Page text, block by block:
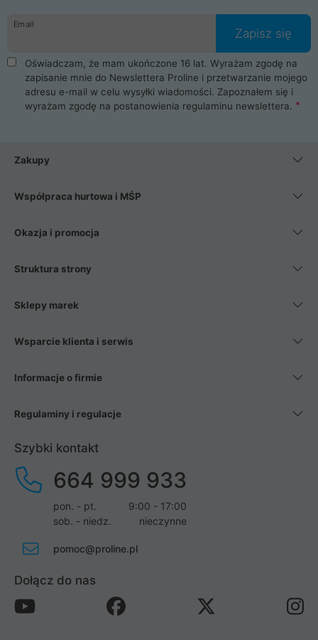
danych osobowych. Dlatego zakup notebooka albo laptopa w
ProLine to czysta przyjemność i pełne bezpieczeństwo.
Zaopatrzysz się u nas w akcesoria i części komputerowe
takie jak procesory, karty graficzne, płyty główne, pamięci,
dyski SSD, M.2 oraz HDD. Nasi pracownicy pomogą Ci wybrać
najlepszy zasilacz komputerowy oraz obudowę do komputera.
Poza komputerami mamy również najlepsze na rynku
Smartfony takich producentów jak Xiaomi, Apple, Samsung i
wentylatory. Na koniec mając już to wszystko, możesz
Email
Zapisz się
Oświadczam, że mam ukończone 16 lat. Wyrażam zgodę na
zapisanie mnie do Newslettera Proline i przetwarzanie mojego
adresu e-mail w celu wysyłki wiadomości. Zapoznałem się i
wyrażam zgodę na postanowienia regulaminu newslettera.
Zakupy
Współpraca hurtowa i MŚP
Okazja i promocja
Struktura strony
Sklepy marek
Wsparcie klienta i serwis
Informacje o firmie
Regulaminy i regulacje
Szybki kontakt
664 999 933
pon. - pt.
9:00 - 17:00
sob. - niedz.
nieczynne
pomoc@proline.pl
Dołącz do nas